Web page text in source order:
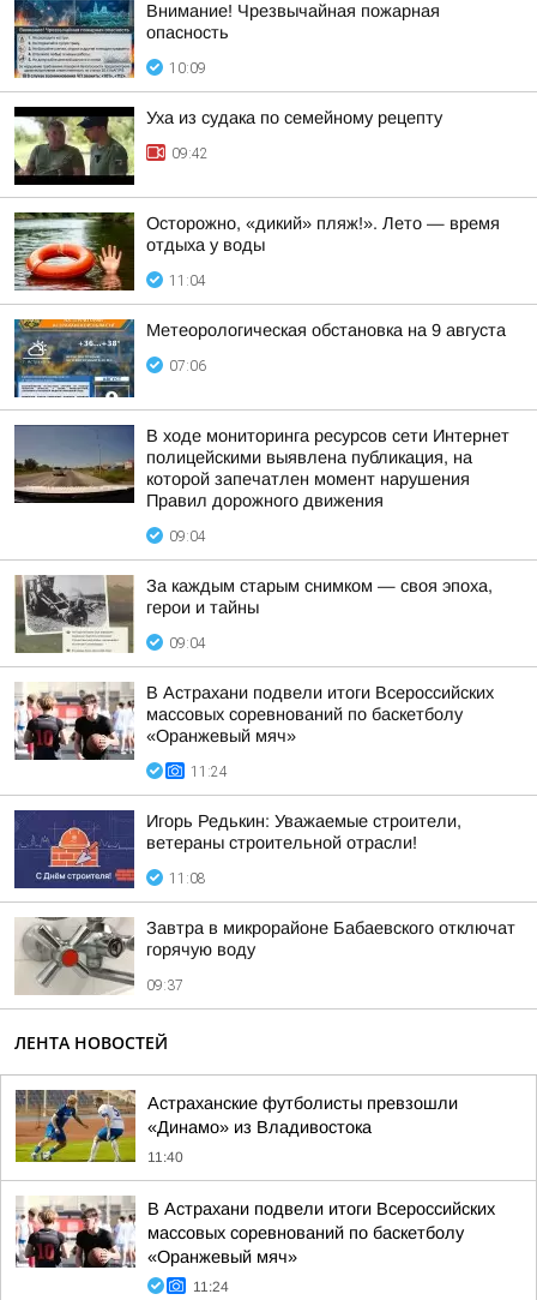
Внимание! Чрезвычайная пожарная
опасность
10:09
Уха из судака по семейному рецепту
09:42
Осторожно, «дикий» пляж!». Лето — время
отдыха у воды
11:04
Метеорологическая обстановка на 9 августа
07:06
В ходе мониторинга ресурсов сети Интернет
полицейскими выявлена публикация, на
которой запечатлен момент нарушения
Правил дорожного движения
09:04
За каждым старым снимком — своя эпоха,
герои и тайны
09:04
В Астрахани подвели итоги Всероссийских
массовых соревнований по баскетболу
«Оранжевый мяч»
11:24
Игорь Редькин: Уважаемые строители,
ветераны строительной отрасли!
11:08
Завтра в микрорайоне Бабаевского отключат
горячую воду
09:37
ЛЕНТА НОВОСТЕЙ
Астраханские футболисты превзошли
«Динамо» из Владивостока
11:40
В Астрахани подвели итоги Всероссийских
массовых соревнований по баскетболу
«Оранжевый мяч»
11:24